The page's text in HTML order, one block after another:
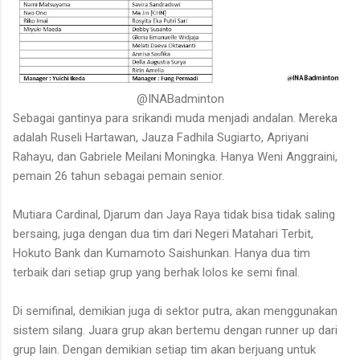
@INABadminton
Sebagai gantinya para srikandi muda menjadi andalan. Mereka
adalah Ruseli Hartawan, Jauza Fadhila Sugiarto, Apriyani
Rahayu, dan Gabriele Meilani Moningka. Hanya Weni Anggraini,
pemain 26 tahun sebagai pemain senior.
Mutiara Cardinal, Djarum dan Jaya Raya tidak bisa tidak saling
bersaing, juga dengan dua tim dari Negeri Matahari Terbit,
Hokuto Bank dan Kumamoto Saishunkan. Hanya dua tim
terbaik dari setiap grup yang berhak lolos ke semi final.
Di semifinal, demikian juga di sektor putra, akan menggunakan
sistem silang. Juara grup akan bertemu dengan runner up dari
grup lain. Dengan demikian setiap tim akan berjuang untuk